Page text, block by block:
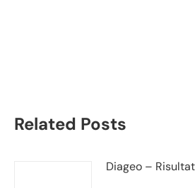
Related Posts
Diageo –